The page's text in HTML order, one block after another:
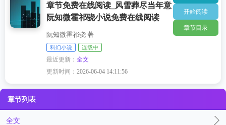
章节免费在线阅读_风雪葬尽当年意
阮知微霍祁骁小说免费在线阅读
阮知微霍祁骁 著
科幻小说 连载中
最近更新：全文
更新时间：2026-06-04 14:11:56
开始阅读
章节目录
章节列表
全文